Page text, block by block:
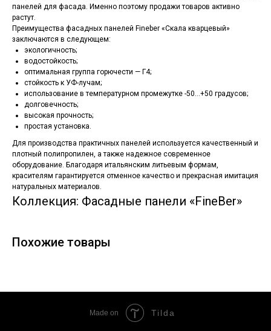
панелей для фасада. Именно поэтому продажи товаров активно
растут.
Преимущества фасадных панелей Fineber «Скала кварцевый»
заключаются в следующем:
экологичность;
водостойкость;
оптимальная группа горючести — Г4;
стойкость к УФ-лучам;
использование в температурном промежутке -50…+50 градусов;
долговечность;
высокая прочность;
простая установка.
Для производства практичных панелей используется качественный и
плотный полипропилен, а также надежное современное
оборудование. Благодаря итальянским литьевым формам,
красителям гарантируется отменное качество и прекрасная имитация
натуральных материалов.
Коллекция: Фасадные панели «FineBer»
Похожие товары
Made on Tilda